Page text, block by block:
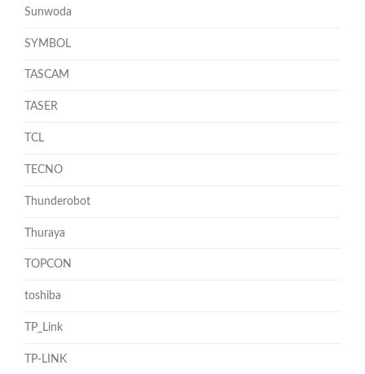
Sunwoda
SYMBOL
TASCAM
TASER
TCL
TECNO
Thunderobot
Thuraya
TOPCON
toshiba
TP_Link
TP-LINK